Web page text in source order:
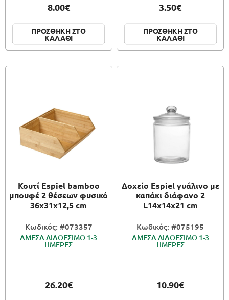
8.00€
ΠΡΟΣΘΗΚΗ ΣΤΟ
ΚΑΛΑΘΙ
3.50€
ΠΡΟΣΘΗΚΗ ΣΤΟ
ΚΑΛΑΘΙ
Κουτί Espiel bamboo
μπουφέ 2 θέσεων φυσικό
36x31x12,5 cm
Κωδικός: #073357
ΑΜΕΣΑ ΔΙΑΘΕΣΙΜΟ 1-3
ΗΜΕΡΕΣ
26.20€
Δοχείο Espiel γυάλινο με
καπάκι διάφανο 2
L14x14x21 cm
Κωδικός: #075195
ΑΜΕΣΑ ΔΙΑΘΕΣΙΜΟ 1-3
ΗΜΕΡΕΣ
10.90€